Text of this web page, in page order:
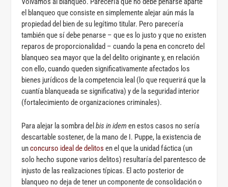
el blanqueo que consiste en simplemente alejar aún más la
propiedad del bien de su legítimo titular. Pero parecería
también que sí debe penarse – que es lo justo y que no existen
reparos de proporcionalidad – cuando la pena en concreto del
blanqueo sea mayor que la del delito originante y, en relación
con ello, cuando queden significativamente afectados los
bienes jurídicos de la competencia leal (lo que requerirá que la
cuantía blanqueada se significativa) y de la seguridad interior
(fortalecimiento de organizaciones criminales).
Para alejar la sombra delbis in idem en estos casos no sería
descartable sostener, de la mano de I. Puppe, la existencia de
unconcurso ideal de delitos en el que la unidad fáctica (un
solo hecho supone varios delitos) resultaría del parentesco de
injusto de las realizaciones típicas. El acto posterior de
blanqueo no deja de tener un componente de consolidación o